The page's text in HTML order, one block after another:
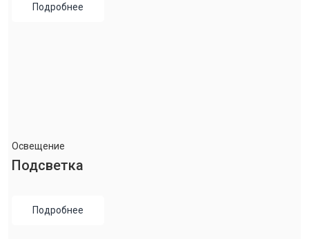
Подробнее
Освещение
Подсветка
Подробнее